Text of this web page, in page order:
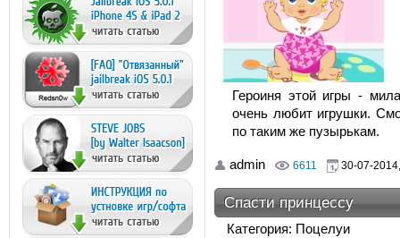
Героиня этой игры -
очень любит игрушки.
по таким же пузырькам.
admin 6611 30-07-
Спасти принцессу
Категория: Поцелуи